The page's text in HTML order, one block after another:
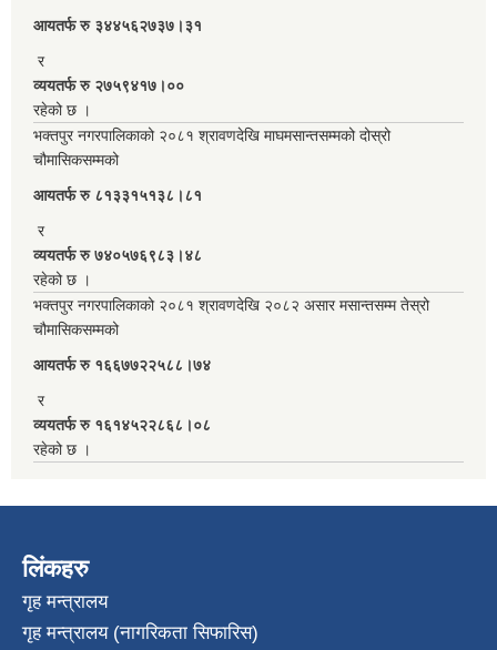
आयतर्फ रु‌ ३४४५६२७३७।३१
र
व्ययतर्फ रु २७५९४१७।००
रहेको छ ।
भक्तपुर नगरपालिकाको २०८१ श्रावणदेखि माघमसान्तसम्मको दोस्रो
चौमासिकसम्मको
आयतर्फ रु‌ ८१३३१५१३८।८१
र
व्ययतर्फ रु ७४०५७६९८३।४८
रहेको छ ।
भक्तपुर नगरपालिकाको २०८१ श्रावणदेखि २०८२ असार मसान्तसम्म तेस्रो
चौमासिकसम्मको
आयतर्फ रु‌ १६६७७२२५८८।७४
र
व्ययतर्फ रु १६१४५२२८६८।०८
रहेको छ ।
लिंकहरु
गृह मन्त्रालय
गृह मन्त्रालय (नागरिकता सिफारिस)